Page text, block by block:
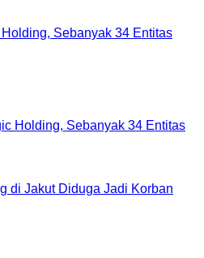
Sebanyak 34 Entitas
di Jakut Diduga Jadi Korban